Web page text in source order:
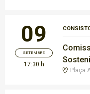
09
SETEMBRE
17:30 h
Plaça